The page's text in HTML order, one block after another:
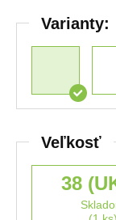
Varianty:
Veľkosť
38